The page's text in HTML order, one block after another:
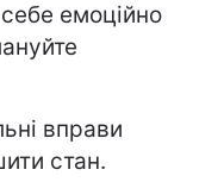
емоційно
вправи
стан.